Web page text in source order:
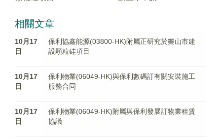
相關文章
10月17
日
保利協鑫能源(03800-HK)附屬正研究於樂山市建
設顆粒硅項目
10月17
日
保利物業(06049-HK)與保利數碼訂有關安裝施工
服務合同
10月17
日
保利物業(06049-HK)附屬與保利發展訂物業租賃
協議